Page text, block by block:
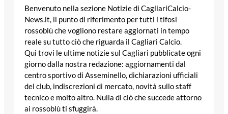
Benvenuto nella sezione Notizie di CagliariCalcio-
News.it, il punto di riferimento per tutti i tifosi
rossoblù che vogliono restare aggiornati in tempo
reale su tutto ciò che riguarda il Cagliari Calcio.
Qui trovi le ultime notizie sul Cagliari pubblicate ogni
giorno dalla nostra redazione: aggiornamenti dal
centro sportivo di Asseminello, dichiarazioni ufficiali
del club, indiscrezioni di mercato, novità sullo staff
tecnico e molto altro. Nulla di ciò che succede attorno
ai rossoblù ti sfuggirà.